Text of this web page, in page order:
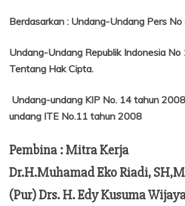
Berdasarkan : Undang-Undang Pers
Undang-Undang Republik Indonesia
Tentang Hak Cipta.
Undang-undang KIP No. 14 tahun
undang ITE No.11 tahun 2008
Pembina : Mitra Kerja
Dr.H.Muhamad Eko Riadi,
(Pur) Drs. H. Edy Kusuma